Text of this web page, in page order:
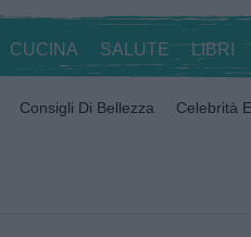
CUCINA SALUTE LIBRI
Consigli Di Bellezza Celebrità